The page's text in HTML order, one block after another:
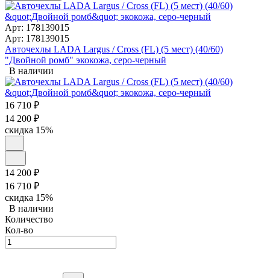
Арт: 178139015
Арт: 178139015
Авточехлы LADA Largus / Cross (FL) (5 мест) (40/60)
"Двойной ромб" экокожа, серо-черный
В наличии
16 710 ₽
14 200 ₽
скидка 15%
14 200 ₽
16 710 ₽
скидка 15%
В наличии
Количество
Кол-во